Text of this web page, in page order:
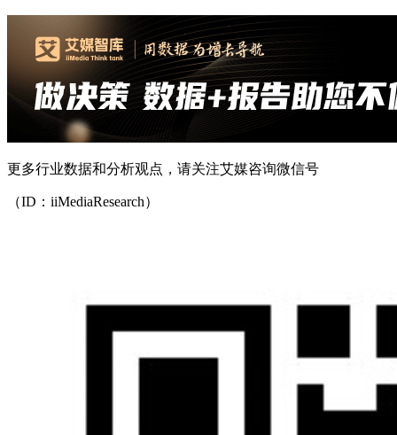
更多行业数据和分析观点，请关注艾媒咨询微信号
（ID：iiMediaResearch）